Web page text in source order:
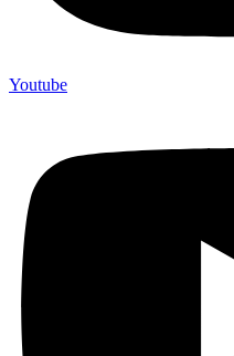
Youtube